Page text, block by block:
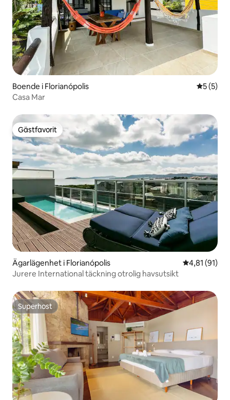
Boende i Florianópolis 5 av 5 i
5 (5)
Casa Mar
Gästfavorit
Gästfavorit
Ägarlägenhet i Florianópolis 4,81 av 5 i
4,81 (91)
Jurere International täckning otrolig havsutsikt
Superhost
Superhost